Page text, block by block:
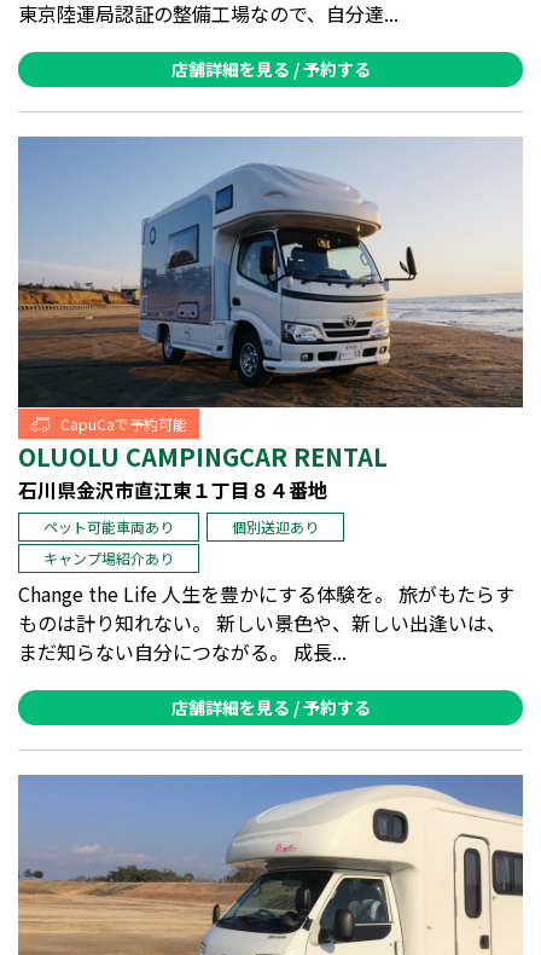
東京陸運局認証の整備工場なので、自分達...
店舗詳細を見る / 予約する
CapuCaで予約可能
OLUOLU CAMPINGCAR RENTAL
石川県金沢市直江東１丁目８４番地
ペット可能車両あり
個別送迎あり
キャンプ場紹介あり
Change the Life 人生を豊かにする体験を。 旅がもたらす
ものは計り知れない。 新しい景色や、新しい出逢いは、
まだ知らない自分につながる。 成長...
店舗詳細を見る / 予約する